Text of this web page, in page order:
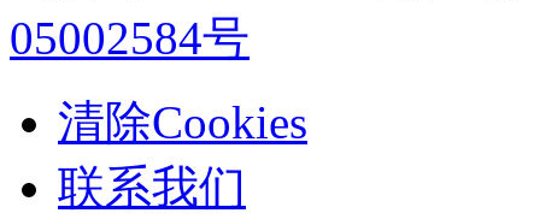
05002584号
清除Cookies
联系我们